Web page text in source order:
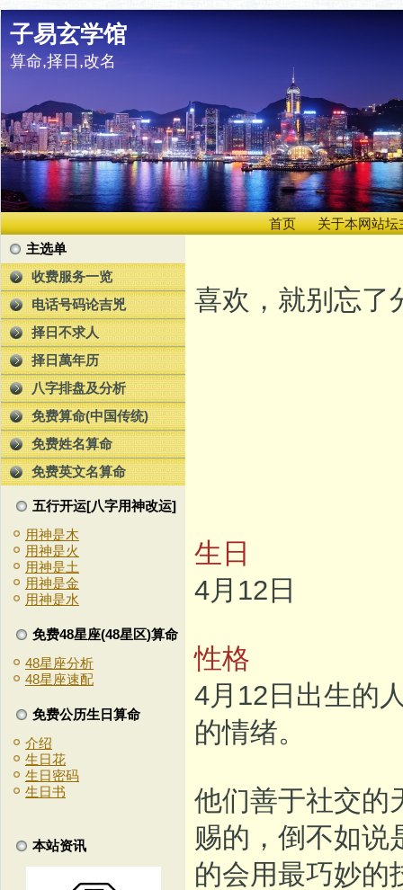
子易玄学馆
算命,择日,改名
首页
关于本网站坛
主选单
收费服务一览
电话号码论吉兇
择日不求人
择日萬年历
八字排盘及分析
免费算命(中国传统)
免费姓名算命
免费英文名算命
五行开运[八字用神改运]
用神是木
用神是火
用神是土
用神是金
用神是水
免费48星座(48星区)算命
48星座分析
48星座速配
免费公历生日算命
介绍
生日花
生日密码
生日书
本站资讯
喜欢，就别忘了
生日
4月12日
性格
4月12日出生的
的情绪。
他们善于社交的
赐的，倒不如说
的会用最巧妙的